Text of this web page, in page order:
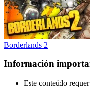
Borderlands 2
Información
Este conteúdo requer